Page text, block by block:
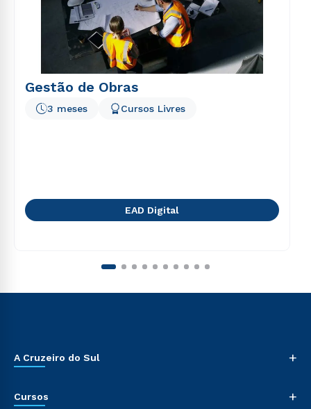
Gestão de Obras
3 meses Cursos Livres
EAD Digital
A Cruzeiro do Sul +
Cursos +